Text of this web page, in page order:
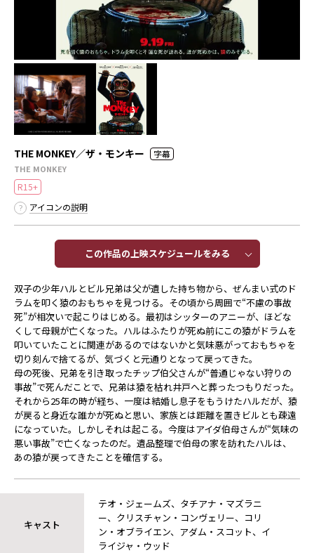
THE MONKEY／ザ・モンキー 字幕
THE MONKEY
R15+
アイコンの説明
この作品の上映スケジュールをみる​​
双⼦の少年ハルとビル兄弟は⽗が遺した持ち物から、ぜんまい式のド
ラムを叩く猿のおもちゃを⾒つける。その頃から周囲で“不慮の事故
死”が相次いで起こりはじめる。最初はシッターのアニーが、ほどな
くして⺟親が亡くなった。ハルはふたりが死ぬ前にこの猿がドラムを
叩いていたことに関連があるのではないかと気味悪がっておもちゃを
切り刻んで捨てるが、気づくと元通りとなって戻ってきた。
⺟の死後、兄弟を引き取ったチップ伯⽗さんが“普通じゃない狩りの
事故”で死んだことで、兄弟は猿を枯れ井⼾へと葬った――つもりだった。
それから25年の時が経ち、⼀度は結婚し息⼦をもうけたハルだが、猿
が戻ると⾝近な誰かが死ぬと思い、家族とは距離を置きビルとも疎遠
になっていた。しかしそれは起こる。今度はアイダ伯⺟さんが“気味の
悪い事故”で亡くなったのだ。遺品整理で伯⺟の家を訪れたハルは、
あの猿が戻ってきたことを確信する。
キャスト
テオ・ジェームズ、タチアナ・マズラニ
ー、クリスチャン・コンヴェリー、コリ
ン・オブライエン、アダム・スコット、イ
ライジャ・ウッド